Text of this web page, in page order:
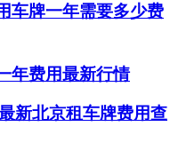
车牌一年需要多少费
年费用最新行情
新北京租车牌费用查